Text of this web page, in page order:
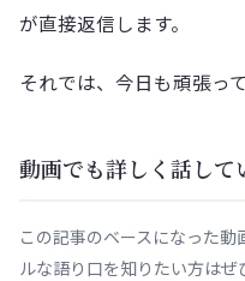
が直接返信します。
それでは、今日も頑張っ
動画でも詳しく話して
この記事のベースになった
ルな語り口を知りたい方はぜ